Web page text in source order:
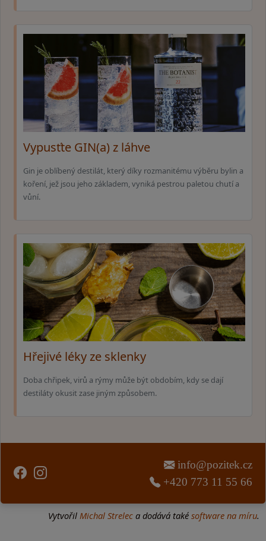
Vypusťte GIN(a) z láhve
Gin je oblíbený destilát, který díky rozmanitému výběru bylin a
koření, jež jsou jeho základem, vyniká pestrou paletou chutí a
vůní.
Hřejivé léky ze sklenky
Doba chřipek, virů a rýmy může být obdobím, kdy se dají
destiláty okusit zase jiným způsobem.
info@pozitek.cz
+420 773 11 55 66
Vytvořil Michal Strelec a dodává také software na míru.